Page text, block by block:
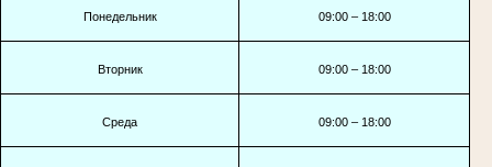
Понедельник 09:00 – 18:00
Вторник 09:00 – 18:00
Среда 09:00 – 18:00